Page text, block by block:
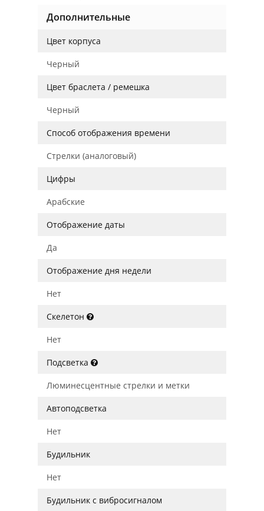
Дополнительные
Цвет корпуса
Черный
Цвет браслета / ремешка
Черный
Способ отображения времени
Стрелки (аналоговый)
Цифры
Арабские
Отображение даты
Да
Отображение дня недели
Нет
Скелетон
Нет
Подсветка
Люминесцентные стрелки и метки
Автоподсветка
Нет
Будильник
Нет
Будильник с вибросигналом